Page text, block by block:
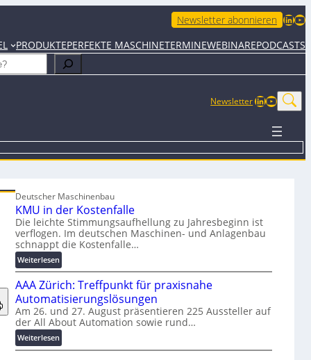
Newsletter abonnieren LinkedIn YouTube
PRODUKTEPERFEKTE MASCHINETERMINEWEBINAREPODCASTS
NewsletterLinkedIn
Deutscher Maschinenbau
KMU in der Kostenfalle
Die leichte Stimmungsaufhellung zu Jahresbeginn ist
verflogen. Im deutschen Maschinen- und Anlagenbau
schnappt die Kostenfalle…
Weiterlesen:
K
M
U
i
n
d
e
AAA Zürich: Treffpunkt für praxisnahe
Automatisierungslösungen
Am 26. und 27. August präsentieren 225 Aussteller auf
der All About Automation sowie rund…
Weiterlesen:
A